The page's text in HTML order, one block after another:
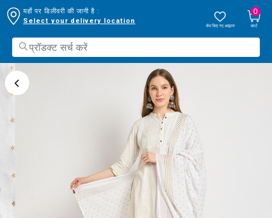
यहाँ पर डिलीवरी की जानी है :
Select your delivery location
सेव किए गए आइटम
0
कार्ट